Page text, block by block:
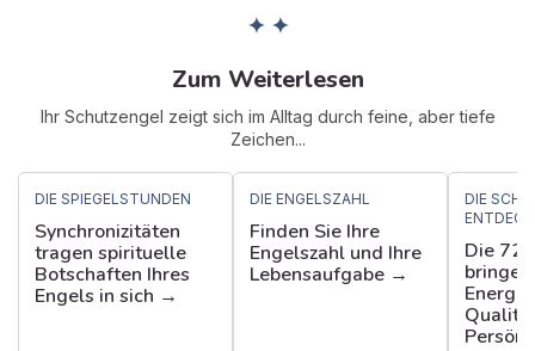
✦ ✦
Zum Weiterlesen
Ihr Schutzengel zeigt sich im Alltag durch feine, aber tiefe
Zeichen...
DIE SPIEGELSTUNDEN
Synchronizitäten
tragen spirituelle
Botschaften Ihres
Engels in sich →
DIE ENGELSZAHL
Finden Sie Ihre
Engelszahl und Ihre
Lebensaufgabe →
DIE
Die 72